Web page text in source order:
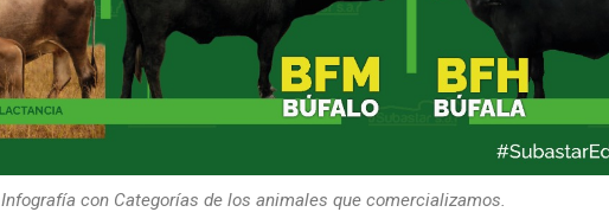
Infografía con Categorías de los animales que comercializamos.